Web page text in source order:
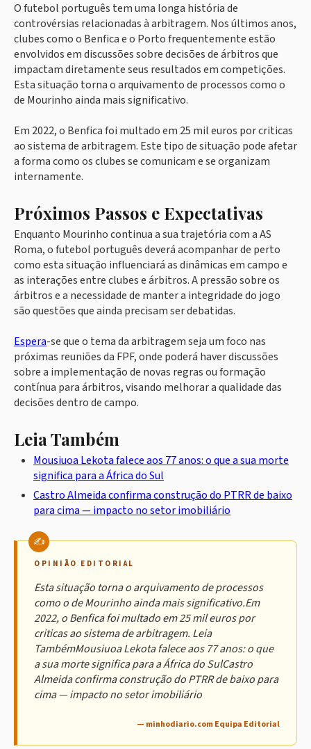
O futebol português tem uma longa história de
controvérsias relacionadas à arbitragem. Nos últimos anos,
clubes como o Benfica e o Porto frequentemente estão
envolvidos em discussões sobre decisões de árbitros que
impactam diretamente seus resultados em competições.
Esta situação torna o arquivamento de processos como o
de Mourinho ainda mais significativo.
Em 2022, o Benfica foi multado em 25 mil euros por criticas
ao sistema de arbitragem. Este tipo de situação pode afetar
a forma como os clubes se comunicam e se organizam
internamente.
Próximos Passos e Expectativas
Enquanto Mourinho continua a sua trajetória com a AS
Roma, o futebol português deverá acompanhar de perto
como esta situação influenciará as dinâmicas em campo e
as interações entre clubes e árbitros. A pressão sobre os
árbitros e a necessidade de manter a integridade do jogo
são questões que ainda precisam ser debatidas.
Espera-se que o tema da arbitragem seja um foco nas
próximas reuniões da FPF, onde poderá haver discussões
sobre a implementação de novas regras ou formação
contínua para árbitros, visando melhorar a qualidade das
decisões dentro de campo.
Leia Também
Mousiuoa Lekota falece aos 77 anos: o que a sua morte
significa para a África do Sul
Castro Almeida confirma construção do PTRR de baixo
para cima — impacto no setor imobiliário
OPINIÃO EDITORIAL
Esta situação torna o arquivamento de processos
como o de Mourinho ainda mais significativo.Em
2022, o Benfica foi multado em 25 mil euros por
criticas ao sistema de arbitragem. Leia
TambémMousiuoa Lekota falece aos 77 anos: o que
a sua morte significa para a África do SulCastro
Almeida confirma construção do PTRR de baixo para
cima — impacto no setor imobiliário
— minhodiario.com Equipa Editorial